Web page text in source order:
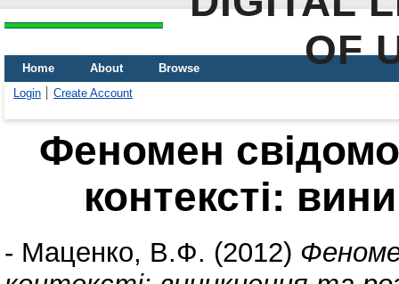
OF
Home About
Browse
Login
Create Account
Феномен
контексті:
- Маценко, В.Ф. (2012)